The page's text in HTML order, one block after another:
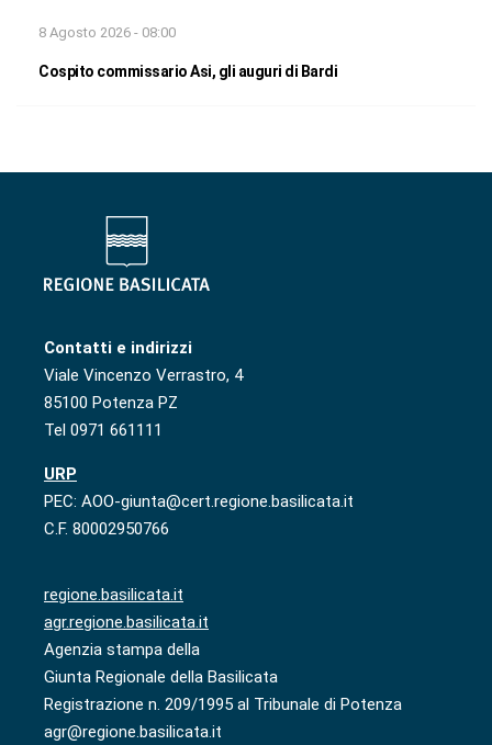
8 Agosto 2026 - 08:00
Cospito commissario Asi, gli auguri di Bardi
Contatti e indirizzi
Viale Vincenzo Verrastro, 4
85100 Potenza PZ
Tel 0971 661111
URP
PEC: AOO-giunta@cert.regione.basilicata.it
C.F. 80002950766
regione.basilicata.it
agr.regione.basilicata.it
Agenzia stampa della
Giunta Regionale della Basilicata
Registrazione n. 209/1995 al Tribunale di Potenza
agr@regione.basilicata.it